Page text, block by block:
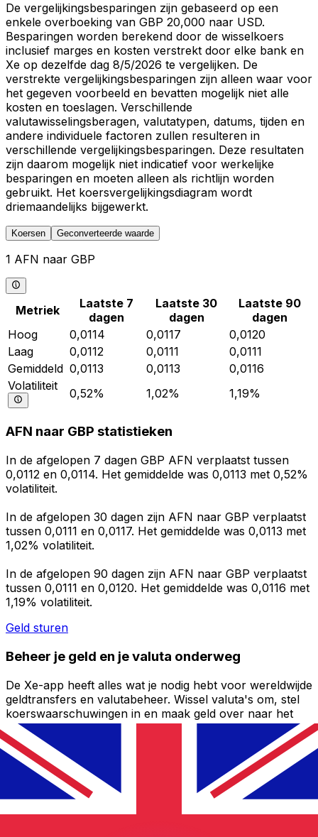
De vergelijkingsbesparingen zijn gebaseerd op een
enkele overboeking van GBP 20,000 naar USD.
Besparingen worden berekend door de wisselkoers
inclusief marges en kosten verstrekt door elke bank en
Xe op dezelfde dag 8/5/2026 te vergelijken. De
verstrekte vergelijkingsbesparingen zijn alleen waar voor
het gegeven voorbeeld en bevatten mogelijk niet alle
kosten en toeslagen. Verschillende
valutawisselingsberagen, valutatypen, datums, tijden en
andere individuele factoren zullen resulteren in
verschillende vergelijkingsbesparingen. Deze resultaten
zijn daarom mogelijk niet indicatief voor werkelijke
besparingen en moeten alleen als richtlijn worden
gebruikt. Het koersvergelijkingsdiagram wordt
driemaandelijks bijgewerkt.
Koersen Geconverteerde waarde
1 AFN naar GBP
Metriek
Laatste 7
dagen
Laatste 30
dagen
Laatste 90
dagen
Hoog
0,0114 0,0117
0,0120
Laag
0,0112 0,0111
0,0111
Gemiddeld 0,0113 0,0113
0,0116
Volatiliteit
0,52% 1,02% 1,19%
AFN naar GBP statistieken
In de afgelopen 7 dagen GBP AFN verplaatst tussen
0,0112 en 0,0114. Het gemiddelde was 0,0113 met 0,52%
volatiliteit.
In de afgelopen 30 dagen zijn AFN naar GBP verplaatst
tussen 0,0111 en 0,0117. Het gemiddelde was 0,0113 met
1,02% volatiliteit.
In de afgelopen 90 dagen zijn AFN naar GBP verplaatst
tussen 0,0111 en 0,0120. Het gemiddelde was 0,0116 met
1,19% volatiliteit.
Geld sturen
Beheer je geld en je valuta onderweg
De Xe-app heeft alles wat je nodig hebt voor wereldwijde
geldtransfers en valutabeheer. Wissel valuta's om, stel
koerswaarschuwingen in en maak geld over naar het
buitenland zonder verborgen kosten. Download
vandaag nog!